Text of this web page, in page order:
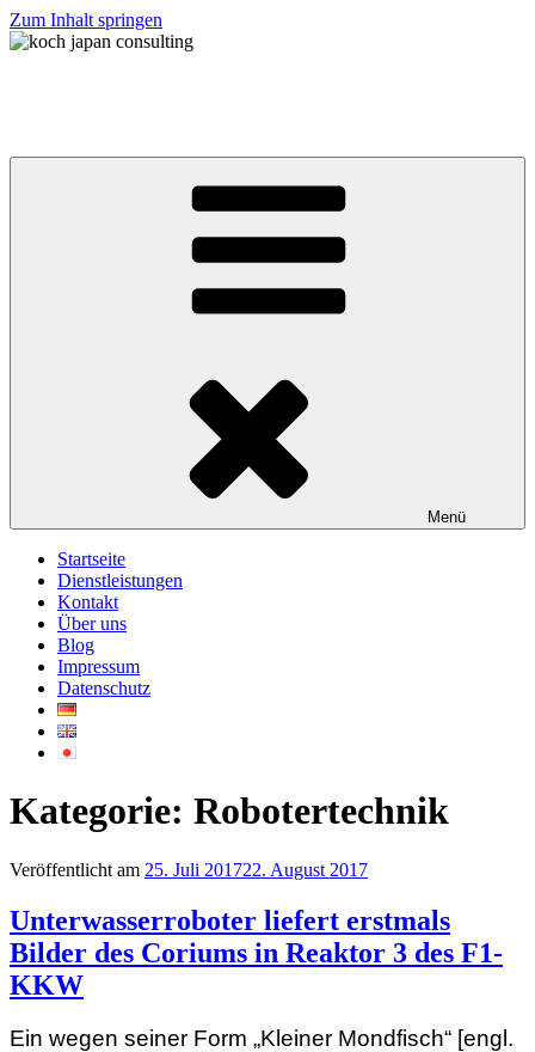
Zum Inhalt springen
Menü
Startseite
Dienstleistungen
Kontakt
Über uns
Blog
Impressum
Datenschutz
Kategorie: Robotertechnik
Veröffentlicht am 25. Juli 201722. August 2017
Unterwasserroboter liefert erstmals
Bilder des Coriums in Reaktor 3 des F1-
KKW
Ein wegen seiner Form „Kleiner Mondfisch“ [engl.